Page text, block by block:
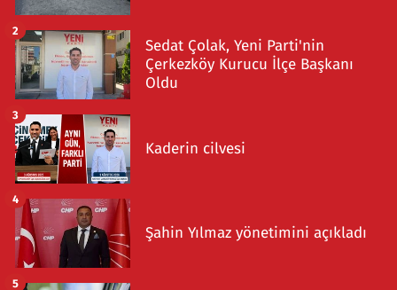
Sedat Çolak, Yeni Parti'nin
Çerkezköy Kurucu İlçe Başkanı
Oldu
2
Kaderin cilvesi
3
Şahin Yılmaz yönetimini açıkladı
4
5